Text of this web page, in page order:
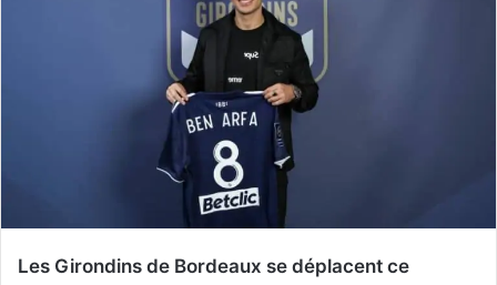
Les Girondins de Bordeaux se déplacent ce